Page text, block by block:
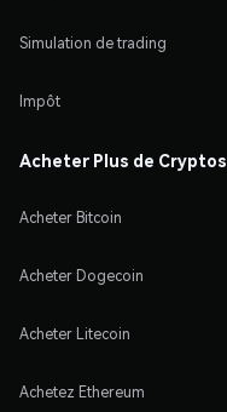
Simulation de trading
Impôt
Acheter Plus de Cryptos
Acheter Bitcoin
Acheter Dogecoin
Acheter Litecoin
Achetez Ethereum